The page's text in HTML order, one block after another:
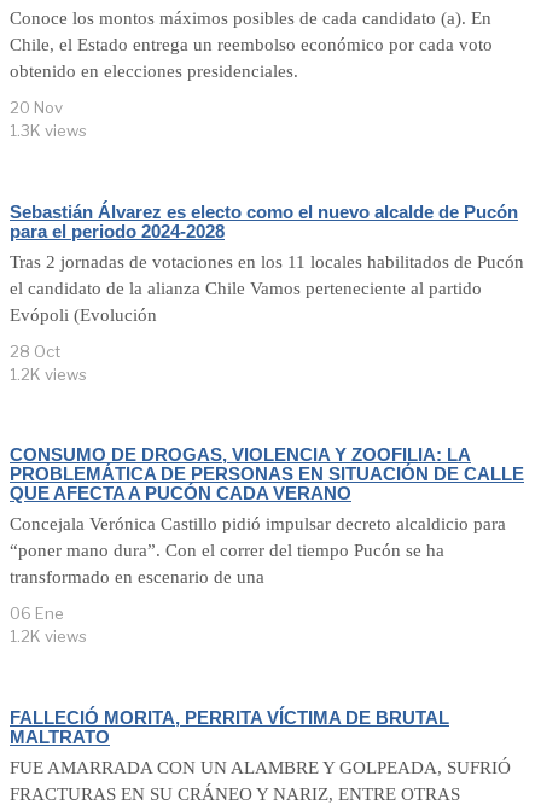
Conoce los montos máximos posibles de cada candidato (a). En
Chile, el Estado entrega un reembolso económico por cada voto
obtenido en elecciones presidenciales.
20 Nov
1.3K views
Sebastián Álvarez es electo como el nuevo alcalde de Pucón
para el periodo 2024-2028
Tras 2 jornadas de votaciones en los 11 locales habilitados de Pucón
el candidato de la alianza Chile Vamos perteneciente al partido
Evópoli (Evolución
28 Oct
1.2K views
CONSUMO DE DROGAS, VIOLENCIA Y ZOOFILIA: LA
PROBLEMÁTICA DE PERSONAS EN SITUACIÓN DE CALLE
QUE AFECTA A PUCÓN CADA VERANO
Concejala Verónica Castillo pidió impulsar decreto alcaldicio para
“poner mano dura”. Con el correr del tiempo Pucón se ha
transformado en escenario de una
06 Ene
1.2K views
FALLECIÓ MORITA, PERRITA VÍCTIMA DE BRUTAL
MALTRATO
FUE AMARRADA CON UN ALAMBRE Y GOLPEADA, SUFRIÓ
FRACTURAS EN SU CRÁNEO Y NARIZ, ENTRE OTRAS